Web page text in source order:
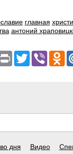
главная
антоний
Print TwitterViber
дня Видео